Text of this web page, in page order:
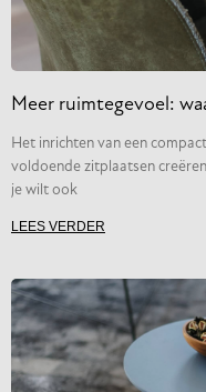
Meer ruimtegevoel:
Het inrichten van een
voldoende zitplaatsen
je wilt ook
LEES VERDER